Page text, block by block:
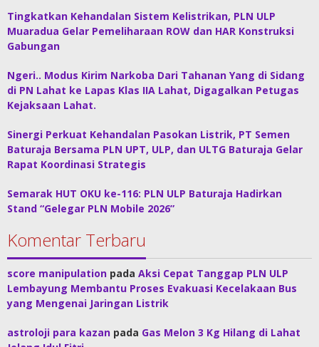
Tingkatkan Kehandalan Sistem Kelistrikan, PLN ULP
Muaradua Gelar Pemeliharaan ROW dan HAR Konstruksi
Gabungan
Ngeri.. Modus Kirim Narkoba Dari Tahanan Yang di Sidang
di PN Lahat ke Lapas Klas IIA Lahat, Digagalkan Petugas
Kejaksaan Lahat.
Sinergi Perkuat Kehandalan Pasokan Listrik, PT Semen
Baturaja Bersama PLN UPT, ULP, dan ULTG Baturaja Gelar
Rapat Koordinasi Strategis
Semarak HUT OKU ke-116: PLN ULP Baturaja Hadirkan
Stand “Gelegar PLN Mobile 2026”
Komentar Terbaru
score manipulation pada Aksi Cepat Tanggap PLN ULP
Lembayung Membantu Proses Evakuasi Kecelakaan Bus
yang Mengenai Jaringan Listrik
astroloji para kazan pada Gas Melon 3 Kg Hilang di Lahat